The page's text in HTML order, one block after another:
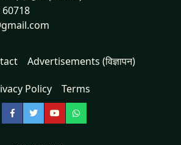
60718
Advertisements (विज्ञापन)
Policy Terms
Facebook
TwitterYouTubeWhatsApp